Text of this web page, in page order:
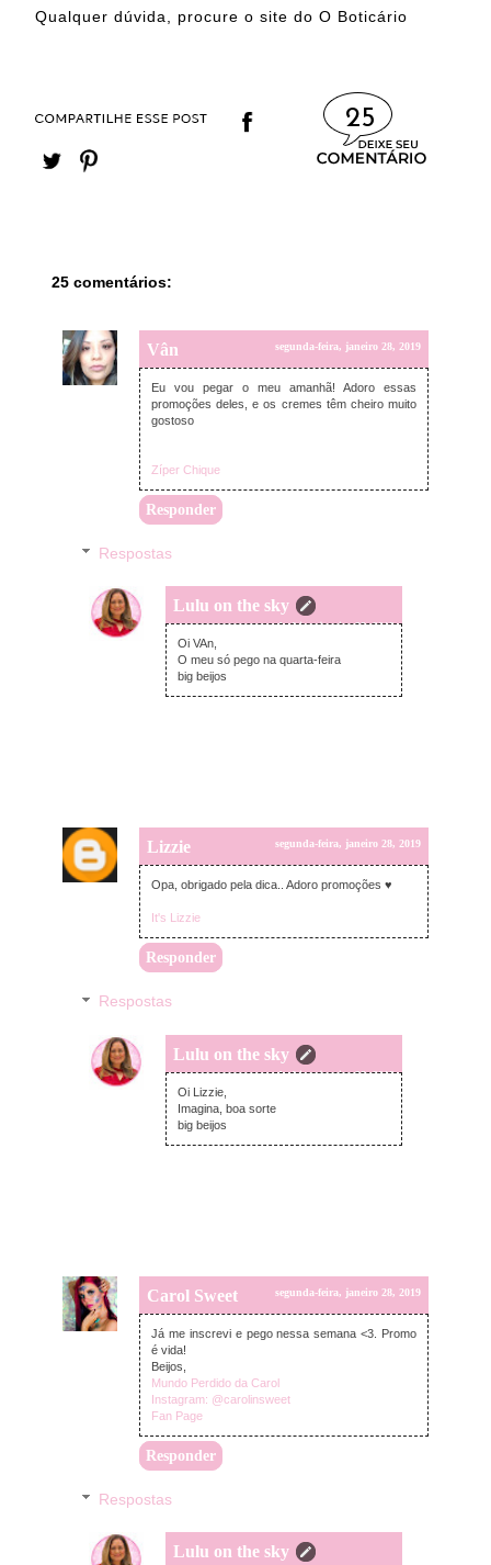
Qualquer dúvida, procure o site do O Boticário
25
25 comentários:
Vân segunda-feira, janeiro 28, 2019
Eu vou pegar o meu amanhã! Adoro essas
promoções deles, e os cremes têm cheiro muito
gostoso
Zíper Chique
Responder
Respostas
Lulu on the sky
segunda-feira, janeiro 28, 2019
Oi VAn,
O meu só pego na quarta-feira
big beijos
Lizzie segunda-feira, janeiro 28, 2019
Opa, obrigado pela dica.. Adoro promoções ♥
It's Lizzie
Responder
Respostas
Lulu on the sky
segunda-feira, janeiro 28, 2019
Oi Lizzie,
Imagina, boa sorte
big beijos
Carol Sweet segunda-feira, janeiro 28, 2019
Já me inscrevi e pego nessa semana <3. Promo
é vida!
Beijos,
Mundo Perdido da Carol
Instagram: @carolinsweet
Fan Page
Responder
Respostas
Lulu on the sky